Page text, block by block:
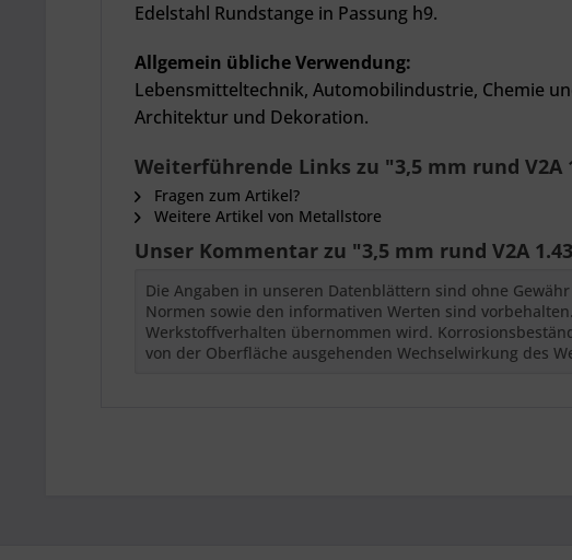
Edelstahl Rundstange in Passung h9.
Allgemein übliche Verwendung:
Lebensmitteltechnik, Automobilindustrie, Chemie
Architektur und Dekoration.
Weiterführende Links zu "3,5 mm rund V2A
Fragen zum Artikel?
Weitere Artikel von Metallstore
Unser Kommentar zu "3,5 mm rund V2A
Die Angaben in unseren Datenblättern sind ohne
Normen sowie den informativen Werten sind
Werkstoffverhalten übernommen wird.
von der Oberfläche ausgehenden Wechselwirkung des